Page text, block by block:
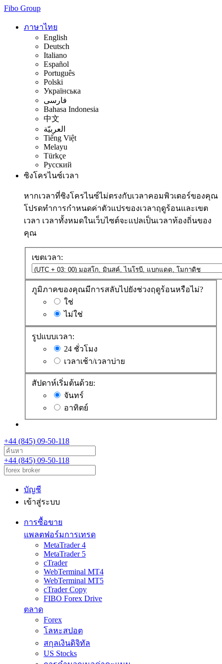
Fibo Group
ภาษาไทย
English
Deutsch
Italiano
Español
Português
Polski
Українська
فارسی
Bahasa Indonesia
中文
العربيّة
Tiếng Việt
Melayu
Türkçe
Русский
ซิงโครไนซ์เวลา
หากเวลาที่ซิงโครไนซ์ไม่ตรงกับเวลาคอมพิวเตอร์ของคุณ
โปรดทำการกำหนดค่าตัวแปรของเวลาฤดูร้อนและเขต
เวลา เวลาทั้งหมดในเว็บไซต์จะแปลเป็นเวลาท้องถิ่นของ
คุณ
เขตเวลา:
ภูมิภาคของคุณมีการสลับไปยังช่วงฤดูร้อนหรือไม่?
ใช่
ไม่ใช่
รูปแบบเวลา:
24 ชั่วโมง
เวลาเช้า/เวลาบ่าย
สัปดาห์เริ่มต้นด้วย:
จันทร์
อาทิตย์
+44 (845) 09-50-118
+44 (845) 09-50-118
บัญชี
เข้าสู่ระบบ
การซื้อขาย
แพลตฟอร์มการเทรด
MetaTrader 4
MetaTrader 5
cTrader
WebTerminal MT4
WebTerminal MT5
cTrader Copy
FIBO Forex Drive
ตลาด
Forex
โลหะสปอต
สกุลเงินดิจิทัล
US Stocks